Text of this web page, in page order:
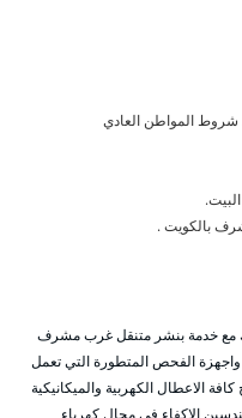
شروط المواطن العادي
بالكويت .
مع خدمة بنشر متنقل غرب مشرف
واجهزة الفحص المتطورة التي تعمل
الاعطال الكهربية والميكانيكية
الاكفاء في مجال كهرباء